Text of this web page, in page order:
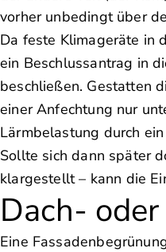
vorher unbedingt über
Da feste Klimageräte in
ein Beschlussantrag in
beschließen. Gestatten
einer Anfechtung nur
Lärmbelastung durch
Sollte sich dann später
klargestellt – kann die
Dach-
Eine